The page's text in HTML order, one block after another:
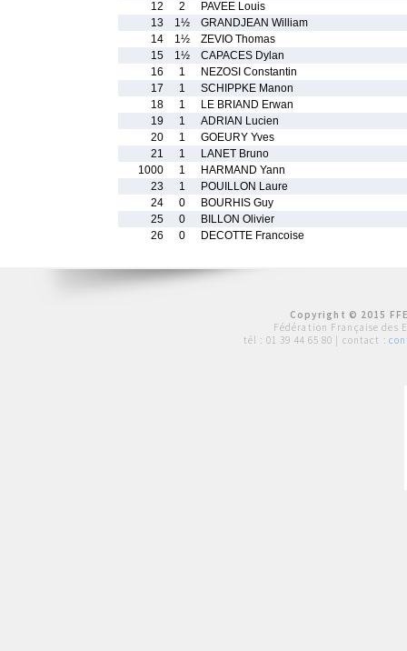
12
2
PAVEE Louis
13
1½
GRANDJEAN William
14
1½
ZEVIO Thomas
15
1½
CAPACES Dylan
16
1
NEZOSI Constantin
17
1
SCHIPPKE Manon
18
1
LE BRIAND Erwan
19
1
ADRIAN Lucien
20
1
GOEURY Yves
21
1
LANET Bruno
1000
1
HARMAND Yann
23
1
POUILLON Laure
24
0
BOURHIS Guy
25
0
BILLON Olivier
26
0 DECOTTE Francoise
Copyright © 2015
Fédération Française des
tél : 01 39 44 65 80 | contact :